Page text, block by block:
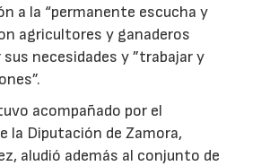
a la “permanente escucha y
agricultores y ganaderos
sus necesidades y ”trabajar y
acompañado por el
la Diputación de Zamora,
aludió además al conjunto de